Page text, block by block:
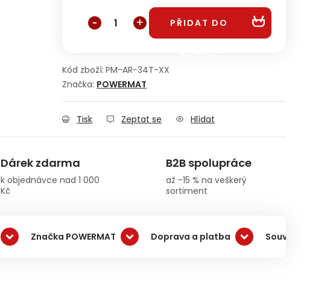
PŘIDAT DO
Kód zboží: PM-AR-34T-XX
Značka: POWERMAT
Tisk Zeptat se Hlídat
Dárek zdarma
k objednávce nad 1 000
Kč
B2B spolupráce
až -15 % na veškerý
sortiment
Značka POWERMAT Doprava a platba Související